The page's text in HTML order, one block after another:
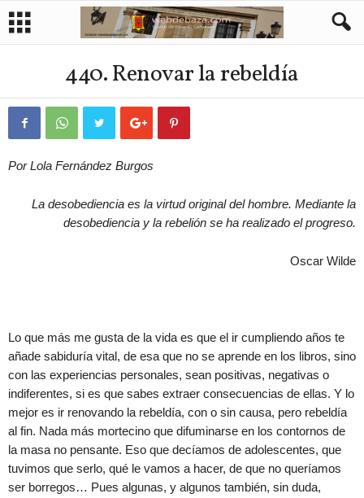
440. Renovar la rebeldía
Por Lola Fernández Burgos
La desobediencia es la virtud original del hombre. Mediante la
desobediencia y la rebelión se ha realizado el progreso.
Oscar Wilde
Lo que más me gusta de la vida es que el ir cumpliendo años te
añade sabiduría vital, de esa que no se aprende en los libros, sino
con las experiencias personales, sean positivas, negativas o
indiferentes, si es que sabes extraer consecuencias de ellas. Y lo
mejor es ir renovando la rebeldía, con o sin causa, pero rebeldía
al fin. Nada más mortecino que difuminarse en los contornos de
la masa no pensante. Eso que decíamos de adolescentes, que
tuvimos que serlo, qué le vamos a hacer, de que no queríamos
ser borregos… Pues algunas, y algunos también, sin duda,